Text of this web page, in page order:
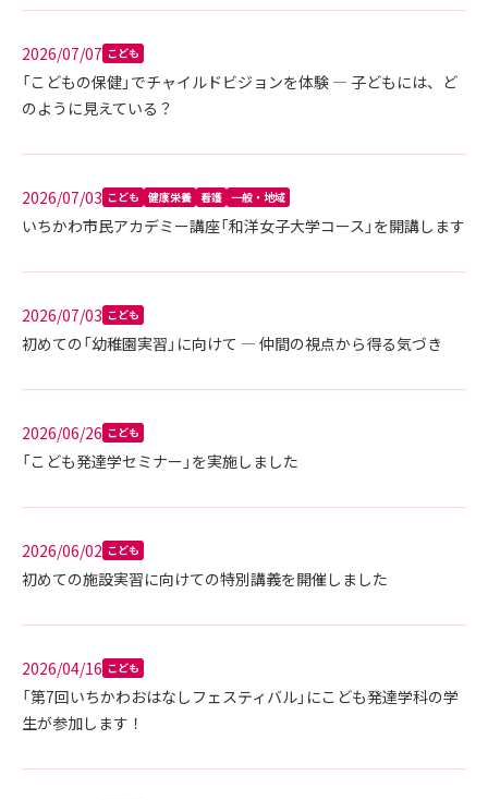
2026/07/07 こども
「こどもの保健」でチャイルドビジョンを体験 ― 子どもには、ど
のように見えている？
2026/07/03 こども 健康栄養 看護 一般・地域
いちかわ市民アカデミー講座「和洋女子大学コース」を開講します
2026/07/03 こども
初めての「幼稚園実習」に向けて ― 仲間の視点から得る気づき
2026/06/26 こども
「こども発達学セミナー」を実施しました
2026/06/02 こども
初めての施設実習に向けての特別講義を開催しました
2026/04/16 こども
「第7回いちかわおはなしフェスティバル」にこども発達学科の学
生が参加します！